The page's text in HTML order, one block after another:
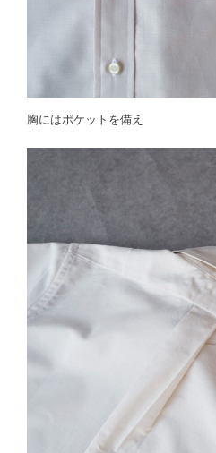
胸にはポケットを備え